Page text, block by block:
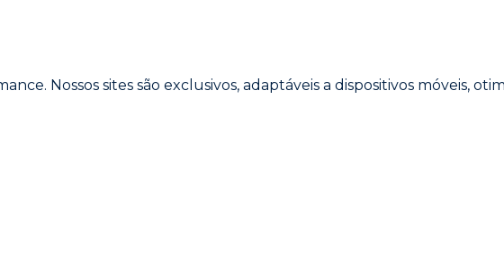
Nossos sites são exclusivos, adaptáveis a dispositivos móveis,